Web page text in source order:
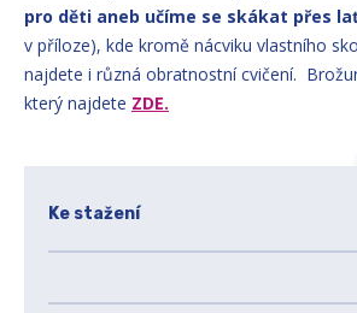
pro děti aneb učíme se skákat přes
v příloze), kde kromě nácviku vlastního
najdete i různá obratnostní cvičení.
který najdete ZDE.
Ke stažení